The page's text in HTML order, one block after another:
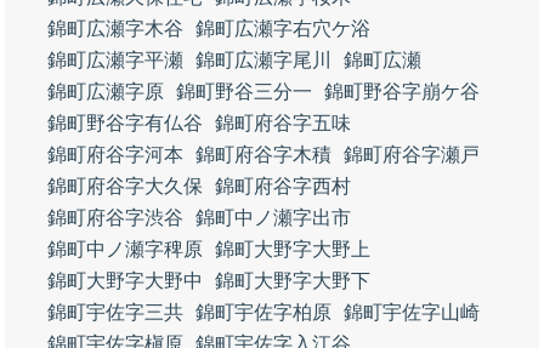
錦町広瀬字木谷
錦町広瀬字右穴ケ浴
錦町広瀬字平瀬 錦町広瀬字尾川
錦町広瀬
錦町広瀬字原 錦町野谷三分一
錦町野谷字崩ケ谷
錦町野谷字有仏谷
錦町府谷字五味
錦町府谷字河本
錦町府谷字木積 錦町府谷字瀬戸
錦町府谷字大久保
錦町府谷字西村
錦町府谷字渋谷
錦町中ノ瀬字出市
錦町中ノ瀬字稗原 錦町大野字大野上
錦町大野字大野中
錦町大野字大野下
錦町宇佐字三共 錦町宇佐字柏原 錦町宇佐字山崎
錦町宇佐字槇原 錦町宇佐字入江谷